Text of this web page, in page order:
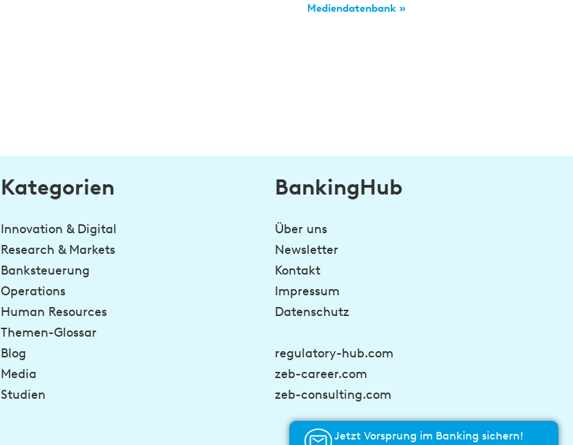
Mediendatenbank »
Kategorien
Innovation & Digital
Research & Markets
Banksteuerung
Operations
Human Resources
Themen-Glossar
Blog
Media
Studien
BankingHub
Über uns
Newsletter
Kontakt
Impressum
Datenschutz
regulatory-hub.com
zeb-career.com
zeb-consulting.com
Jetzt Vorsprung im Banking sichern!